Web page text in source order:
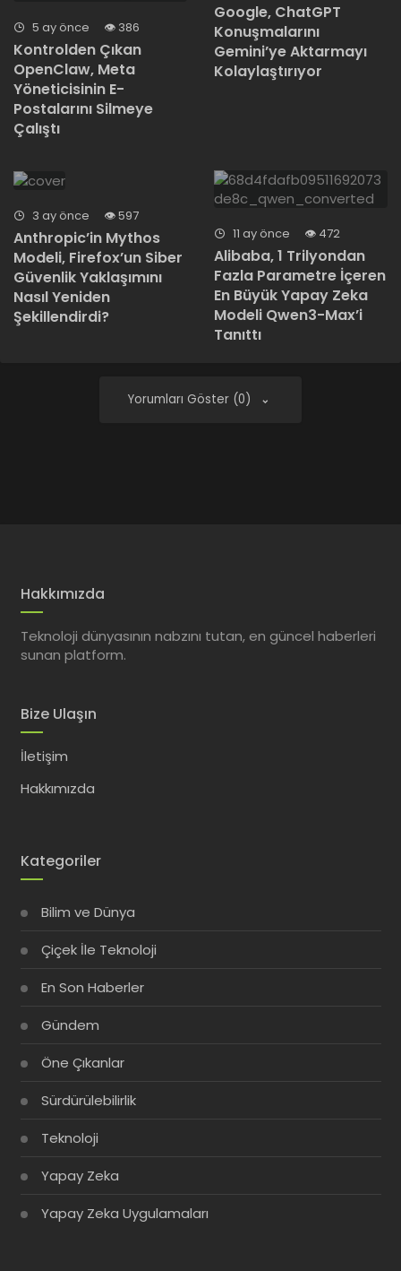
5 ay önce 386
Kontrolden Çıkan
OpenClaw, Meta
Yöneticisinin E-
Postalarını Silmeye
Çalıştı
Google, ChatGPT
Konuşmalarını
Gemini’ye Aktarmayı
Kolaylaştırıyor
3 ay önce 597
Anthropic’in Mythos
Modeli, Firefox’un Siber
Güvenlik Yaklaşımını
Nasıl Yeniden
Şekillendirdi?
11 ay önce 472
Alibaba, 1 Trilyondan
Fazla Parametre İçeren
En Büyük Yapay Zeka
Modeli Qwen3-Max’i
Tanıttı
Yorumları Göster (0)
Hakkımızda
Teknoloji dünyasının nabzını tutan, en güncel haberleri
sunan platform.
Bize Ulaşın
İletişim
Hakkımızda
Kategoriler
Bilim ve Dünya
Çiçek İle Teknoloji
En Son Haberler
Gündem
Öne Çıkanlar
Sürdürülebilirlik
Teknoloji
Yapay Zeka
Yapay Zeka Uygulamaları